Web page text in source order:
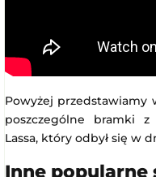
Powyżej przedstawiamy
poszczególne bramki
Lassa, który odbył się w
Inne